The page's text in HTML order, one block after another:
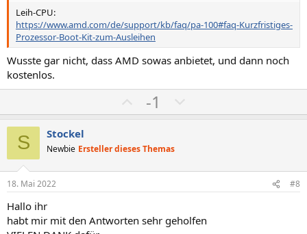
t
i
m
e
t
i
m
e
Leih-CPU:
https://www.amd.com/de/support/kb/faq/pa-100#faq-Kurzfristiges-
Prozessor-Boot-Kit-zum-Ausleihen
Wusste gar nicht, dass AMD sowas anbietet, und dann noch
kostenlos.
P
o
i
t
v
e
-1
e
t
v
e
S Stockel
Newbie Ersteller dieses Themas
18. Mai 2022 #8
Hallo ihr
habt mir mit den Antworten sehr geholfen